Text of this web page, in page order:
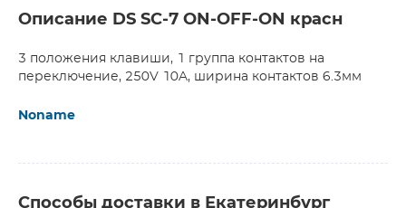
Описание DS SC-7 ON-OFF-ON красн
3 положения клавиши, 1 группа контактов на
переключение, 250V 10A, ширина контактов 6.3мм
Noname
Способы доставки в Екатеринбург